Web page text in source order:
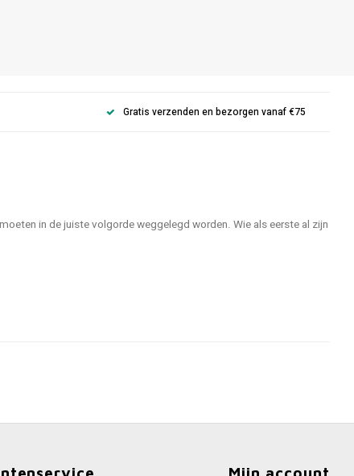
Gratis verzenden en bezorgen vanaf €75
in de juiste volgorde weggelegd worden. Wie als eerste al zijn